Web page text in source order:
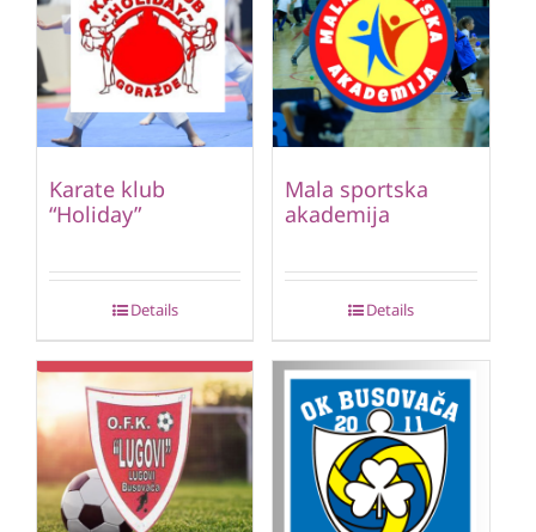
Karate klub
“Holiday”
Details
Mala sportska
akademija
Details